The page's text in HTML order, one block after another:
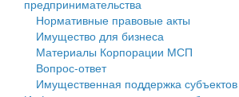
Государственные услуги
Промышленность и АПК
Экономика и бизнес
Символика
Устав
Гостям округа
муниципального округа Тверской
Администрация Кашинского
Тверской области
Финансовое управление
Бюджет для граждан
Имущество
предпринимательства
Нормативные правовые акты
Имущество для бизнеса
Материалы Корпорации МСП
Вопрос-ответ
Имущественная поддержка субъектов